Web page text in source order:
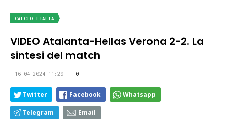
CALCIO ITALIA
VIDEO Atalanta-Hellas Verona 2-2. La
sintesi del match
16.04.2024 11:29 0
Twitter Facebook Whatsapp
Telegram Email